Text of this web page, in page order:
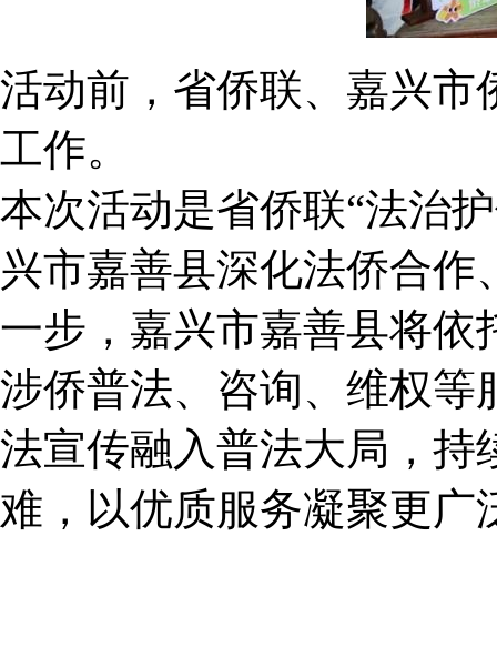
活动前，省侨联、嘉兴市
工作。
本次活动是省侨联“法治
兴市嘉善县深化法侨合
一步，嘉兴市嘉善县将依
涉侨普法、咨询、维权等
法宣传融入普法大局，持
难，以优质服务凝聚更广